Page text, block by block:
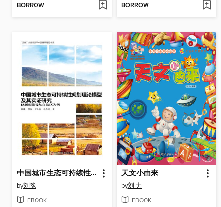
BORROW BORROW
中国城市生态可持续性规划理论模型及其实证研究
by刘豫
EBOOK
天文小由来
by刘 力
EBOOK